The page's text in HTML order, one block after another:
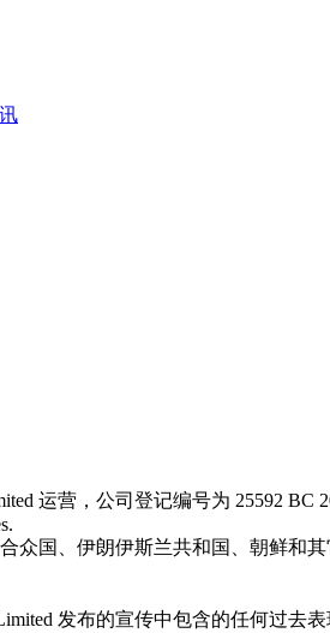
运营，公司登记编号为 25592 BC
众国、伊朗伊斯兰共和国、朝鲜和
发布的宣传中包含的任何过去